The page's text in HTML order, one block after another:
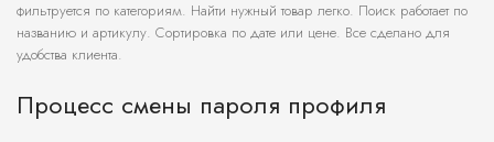
фильтруется по категориям. Найти нужный товар легко. Поиск работает по
названию и артикулу. Сортировка по дате или цене. Все сделано для
удобства клиента.
Процесс смены пароля профиля